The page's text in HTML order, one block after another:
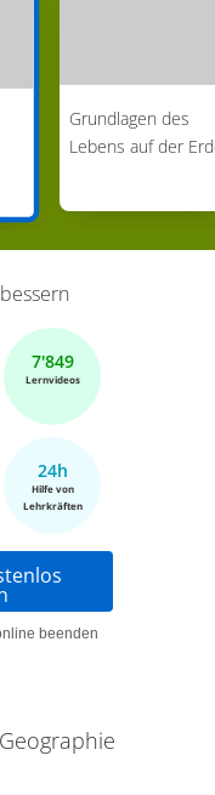
Grundlagen des
Lebens auf der
7'849
Lernvideos
24h
Hilfe von
Lehrkräften
beenden